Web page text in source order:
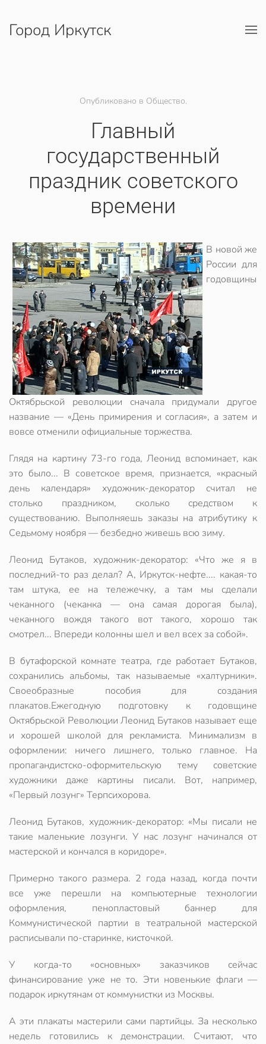
Перейти к содержимому
Город Иркутск
Опубликовано в Общество.
Главный
государственный
праздник советского
времени
В новой же
России для
годовщины
Октябрьской революции сначала придумали другое
название — «День примирения и согласия», а затем и
вовсе отменили официальные торжества.
Глядя на картину 73-го года, Леонид вспоминает, как
это было... В советское время, признается, «красный
день календаря» художник-декоратор считал не
столько праздником, сколько средством к
существованию. Выполняешь заказы на атрибутику к
Седьмому ноября — безбедно живешь всю зиму.
Леонид Бутаков, художник-декоратор: «Что же я в
последний-то раз делал? А, Иркутск-нефте.... какая-то
там штука, ее на тележечку, а там мы сделали
чеканного (чеканка — она самая дорогая была),
чеканного вождя такого вот такого, хорошо так
смотрел... Впереди колонны шел и вел всех за собой».
В бутафорской комнате театра, где работает Бутаков,
сохранились альбомы, так называемые «халтурники».
Своеобразные пособия для создания
плакатов.Ежегодную подготовку к годовщине
Октябрьской Революции Леонид Бутаков называет еще
и хорошей школой для рекламиста. Минимализм в
оформлении: ничего лишнего, только главное. На
пропагандистско-оформительскую тему советские
художники даже картины писали. Вот, например,
«Первый лозунг» Терпсихорова.
Леонид Бутаков, художник-декоратор: «Мы писали не
такие маленькие лозунги. У нас лозунг начинался от
мастерской и кончался в коридоре».
Примерно такого размера. 2 года назад, когда почти
все уже перешли на компьютерные технологии
оформления, пенопластовый баннер для
Коммунистической партии в театральной мастерской
расписывали по-старинке, кисточкой.
У когда-то «основных» заказчиков сейчас
финансирование уже не то. Эти новенькие флаги —
подарок иркутянам от коммунистки из Москвы.
А эти плакаты мастерили сами партийцы. За несколько
недель готовились к демонстрации. Считают, что